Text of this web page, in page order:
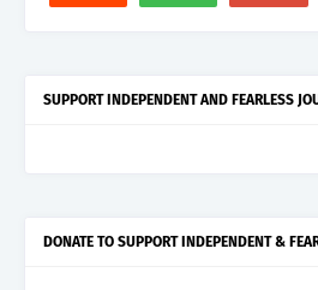
SUPPORT INDEPENDENT AND FEARLESS
DONATE TO SUPPORT INDEPENDENT &